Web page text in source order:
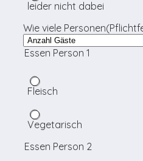
leider nicht dabei
Wie viele Personen
Essen Person 1
Fleisch
Vegetarisch
Essen Person 2